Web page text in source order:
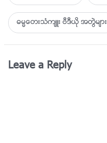
ဓမၼေတးသံက်ဴး ဗီဒီယို အတြဲမ်ား
Leave a Reply